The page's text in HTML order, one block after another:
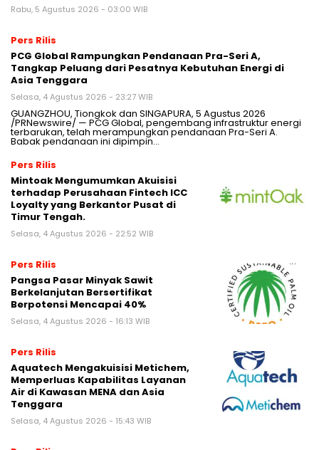
Rabu, 5 Agustus 2026 - 03:00 WIB
Pers Rilis
PCG Global Rampungkan Pendanaan Pra-Seri A,
Tangkap Peluang dari Pesatnya Kebutuhan Energi di
Asia Tenggara
Selasa, 4 Agustus 2026 - 23:27 WIB
GUANGZHOU, Tiongkok dan SINGAPURA, 5 Agustus 2026
/PRNewswire/ — PCG Global, pengembang infrastruktur energi
terbarukan, telah merampungkan pendanaan Pra-Seri A.
Babak pendanaan ini dipimpin…
Pers Rilis
Mintoak Mengumumkan Akuisisi
terhadap Perusahaan Fintech ICC
Loyalty yang Berkantor Pusat di
Timur Tengah.
Selasa, 4 Agustus 2026 - 22:52 WIB
Pers Rilis
Pangsa Pasar Minyak Sawit
Berkelanjutan Bersertifikat
Berpotensi Mencapai 40%
Selasa, 4 Agustus 2026 - 16:13 WIB
Pers Rilis
Aquatech Mengakuisisi Metichem,
Memperluas Kapabilitas Layanan
Air di Kawasan MENA dan Asia
Tenggara
Selasa, 4 Agustus 2026 - 15:43 WIB